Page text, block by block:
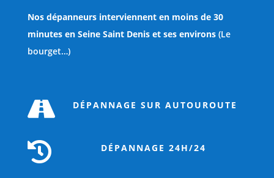
Nos dépanneurs interviennent en moins de 30
minutes en Seine Saint Denis et ses environs(Le
bourget…)
 DÉPANNAGE SUR AUTOUROUTE
 DÉPANNAGE 24H/24